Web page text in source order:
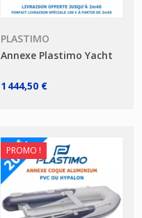
PLASTIMO
Annexe Plastimo Yacht
1 444,50 €
PROMO !